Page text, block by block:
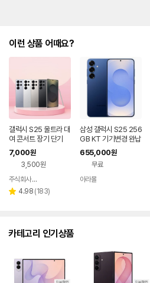
는
대
략
인
을
안
내
를
나
타
는
표
이런 상품 어때요?
갤럭시 S25 울트라 대
여 콘서트 장기 단기
7,000원
3,500원
페이
주식회사 폰빌리지
별 4.98 리
(183)
삼성 갤럭시 S25 256
GB KT 기기변경 완납
655,000원
무료
아라몰
카테고리 인기상품